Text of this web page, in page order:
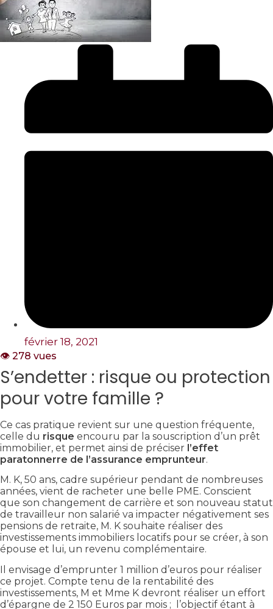
février 18, 2021
👁️ 278 vues
S’endetter : risque ou protection
pour votre famille ?
Ce cas pratique revient sur une question fréquente,
celle du risque encouru par la souscription d’un prêt
immobilier, et permet ainsi de préciser l’effet
paratonnerre de l’assurance emprunteur.
M. K, 50 ans, cadre supérieur pendant de nombreuses
années, vient de racheter une belle PME. Conscient
que son changement de carrière et son nouveau statut
de travailleur non salarié va impacter négativement ses
pensions de retraite, M. K souhaite réaliser des
investissements immobiliers locatifs pour se créer, à son
épouse et lui, un revenu complémentaire.
Il envisage d’emprunter 1 million d’euros pour réaliser
ce projet. Compte tenu de la rentabilité des
investissements, M et Mme K devront réaliser un effort
d’épargne de 2 150 Euros par mois ; l’objectif étant à